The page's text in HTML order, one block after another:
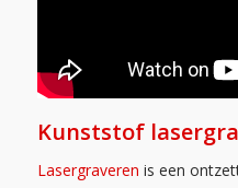
Kunststof
Lasergraveren is een